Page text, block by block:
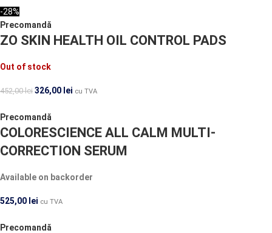
-28%
Precomandă
ZO SKIN HEALTH OIL CONTROL PADS
Out of stock
452,00lei 326,00 lei cu TVA
Precomandă
COLORESCIENCE ALL CALM MULTI-
CORRECTION SERUM
Available on backorder
525,00 lei cu TVA
Precomandă